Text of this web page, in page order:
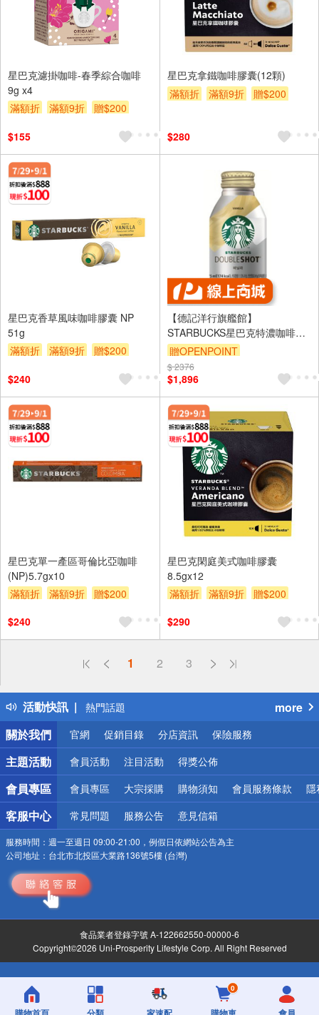
星巴克濾掛咖啡-春季綜合咖啡
9g x4
滿額折
滿額9折
贈$200
$155
星巴克拿鐵咖啡膠囊(12顆)
滿額折
滿額9折 贈$200
$280
星巴克香草風味咖啡膠囊 NP
51g
滿額折
滿額9折
贈$200
$240
【德記洋行旗艦館】
STARBUCKS星巴克特濃咖啡拿
鐵-香草風味x24罐/箱(275ml/罐)
免運直送
贈OPENPOINT
$ 2376
$1,896
星巴克單一產區哥倫比亞咖啡
(NP)5.7gx10
滿額折
滿額9折
贈$200
$240
星巴克閑庭美式咖啡膠囊
8.5gx12
滿額折
滿額9折
贈$200
$290
1 2 3
活動快訊
偏遠地區配送
得獎公告
熱門話題
銀行優惠
偏遠地區配送
詐騙網頁！請小心！
more
關於我們
官網 促銷目錄 分店資訊 保險服務
主題活動 會員活動 注目活動 得獎公佈
會員專區 會員專區 大宗採購 購物須知 會員服務條款 隱
客服中心 常見問題 服務公告 意見信箱
服務時間： 週一至週日 09:00-21:00，例假日依網站公告為主
公司地址： 台北市北投區大業路136號5樓 (台灣)
食品業者登錄字號 A-122662550-00000-6
Copyright©2026 Uni-Prosperity Lifestyle Corp. All Right Reserved
0